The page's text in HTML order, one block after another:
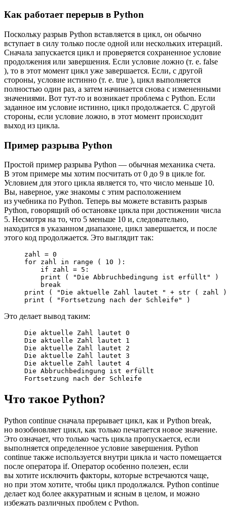
Как работает перерыв в Python
Поскольку разрыв Python вставляется в цикл, он обычно
вступает в силу только после одной или нескольких итераций.
Сначала запускается цикл и проверяется сохраненное условие
продолжения или завершения. Если условие ложно (т. е. false
), то в этот момент цикл уже завершается. Если, с другой
стороны, условие истинно (т. е. true ), цикл выполняется
полностью один раз, а затем начинается снова с измененными
значениями. Вот тут-то и возникает проблема с Python. Если
заданное им условие истинно, цикл продолжается. С другой
стороны, если условие ложно, в этот момент происходит
выход из цикла.
Пример разрыва Python
Простой пример разрыва Python — обычная механика счета.
В этом примере мы хотим посчитать от 0 до 9 в цикле for.
Условием для этого цикла является то, что число меньше 10.
Вы, наверное, уже знакомы с этим расположением
из учебника по Python. Теперь вы можете вставить разрыв
Python, говорящий об остановке цикла при достижении числа
5. Несмотря на то, что 5 меньше 10 и, следовательно,
находится в указанном диапазоне, цикл завершается, и после
этого код продолжается. Это выглядит так:
zahl = 0
for zahl in range ( 10 ):
    if zahl = 5:
    print ( "Die Abbruchbedingung ist erfüllt" )
    break
print ( "Die aktuelle Zahl lautet " + str ( zahl
print ( "Fortsetzung nach der Schleife" )
Это делает вывод таким:
Die aktuelle Zahl lautet 0
Die aktuelle Zahl lautet 1
Die aktuelle Zahl lautet 2
Die aktuelle Zahl lautet 3
Die aktuelle Zahl lautet 4
Die Abbruchbedingung ist erfüllt
Fortsetzung nach der Schleife
Что такое Python?
Python continue сначала прерывает цикл, как и Python break,
но возобновляет цикл, как только печатается новое значение.
Это означает, что только часть цикла пропускается, если
выполняется определенное условие завершения. Python
continue также используется внутри цикла и часто помещается
после оператора if. Оператор особенно полезен, если
вы хотите исключить факторы, которые встречаются чаще,
но при этом хотите, чтобы цикл продолжался. Python continue
делает код более аккуратным и ясным в целом, и можно
избежать различных проблем с Python.